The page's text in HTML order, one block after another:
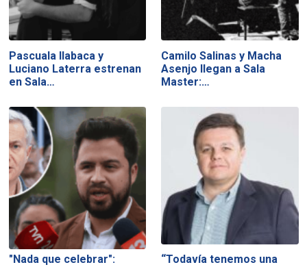
Pascuala Ilabaca y
Luciano Laterra estrenan
en Sala…
Camilo Salinas y Macha
Asenjo llegan a Sala
Master:…
"Nada que celebrar":
“Todavía tenemos una